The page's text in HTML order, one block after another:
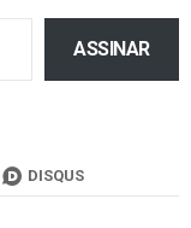
ASSINAR
DISQUS